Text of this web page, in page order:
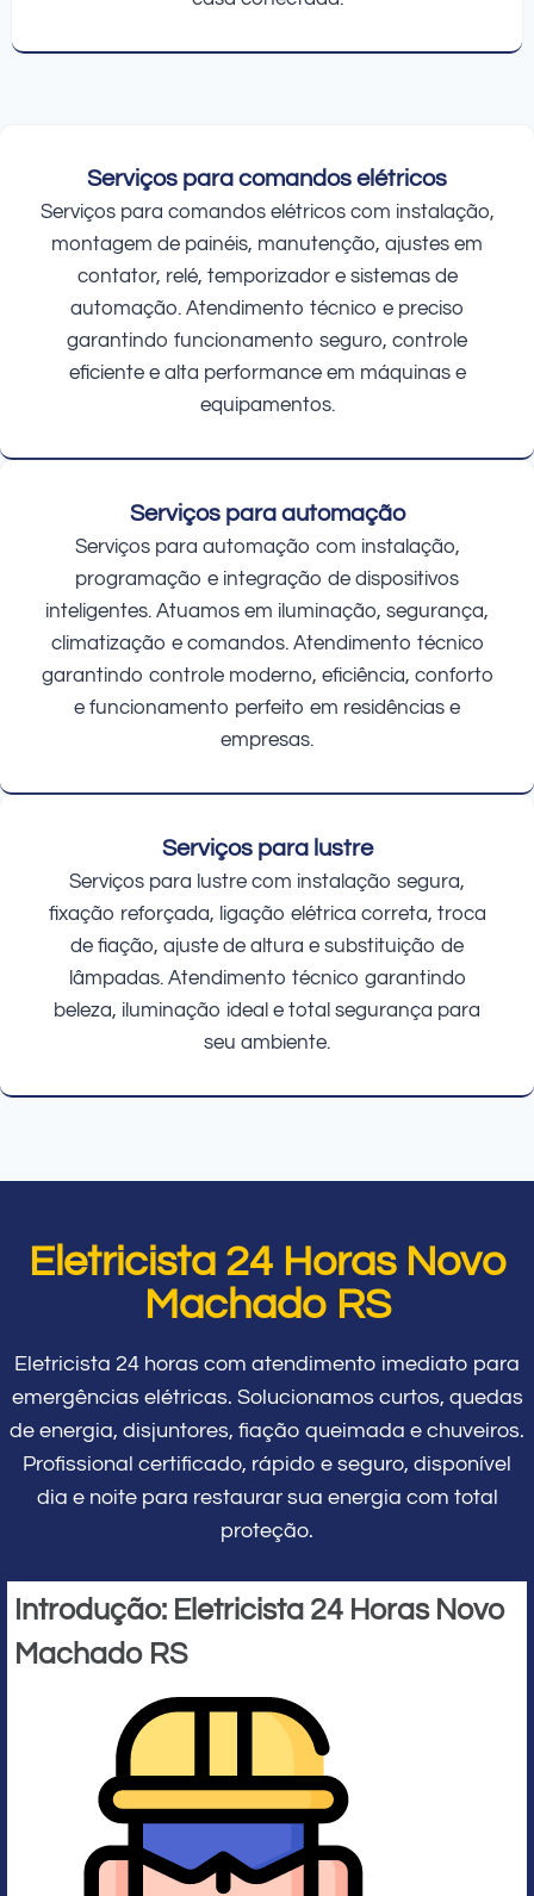
Serviços para comandos elétricos
Serviços para comandos elétricos com instalação,
montagem de painéis, manutenção, ajustes em
contator, relé, temporizador e sistemas de
automação. Atendimento técnico e preciso
garantindo funcionamento seguro, controle
eficiente e alta performance em máquinas e
equipamentos.
Serviços para automação
Serviços para automação com instalação,
programação e integração de dispositivos
inteligentes. Atuamos em iluminação, segurança,
climatização e comandos. Atendimento técnico
garantindo controle moderno, eficiência, conforto
e funcionamento perfeito em residências e
empresas.
Serviços para lustre
Serviços para lustre com instalação segura,
fixação reforçada, ligação elétrica correta, troca
de fiação, ajuste de altura e substituição de
lâmpadas. Atendimento técnico garantindo
beleza, iluminação ideal e total segurança para
seu ambiente.
Eletricista 24 Horas Novo
Machado RS
Eletricista 24 horas com atendimento imediato para
emergências elétricas. Solucionamos curtos, quedas
de energia, disjuntores, fiação queimada e chuveiros.
Profissional certificado, rápido e seguro, disponível
dia e noite para restaurar sua energia com total
proteção.
Introdução: Eletricista 24 Horas Novo
Machado RS